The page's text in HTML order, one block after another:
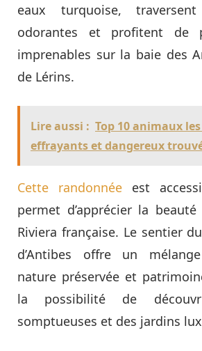
eaux turquoise,
odorantes et profitent de
imprenables sur la baie des
de Lérins.
Lire aussi : Top 10 animaux
effrayants et dangereux
Cette randonnéeest
permet d’apprécier la
Riviera française. Le sentier
d’Antibes offre un
nature préservée et
la possibilité de
somptueuses et des jardins